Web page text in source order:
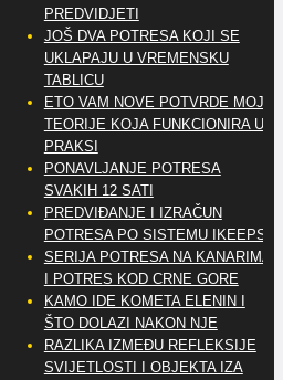
PREDVIDJETI
JOŠ DVA POTRESA KOJI SE
UKLAPAJU U VREMENSKU
TABLICU
ETO VAM NOVE POTVRDE MOJE
TEORIJE KOJA FUNKCIONIRA U
PRAKSI
PONAVLJANJE POTRESA
SVAKIH 12 SATI
PREDVIĐANJE I IZRAČUN
POTRESA PO SISTEMU IKEEPS
SERIJA POTRESA NA KANARIMA
I POTRES KOD CRNE GORE
KAMO IDE KOMETA ELENIN I
ŠTO DOLAZI NAKON NJE
RAZLIKA IZMEĐU REFLEKSIJE
SVIJETLOSTI I OBJEKTA IZA